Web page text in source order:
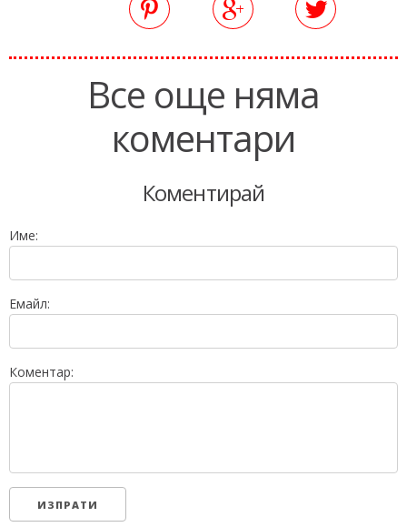
Все още няма
коментари
Коментирай
Име:
Емайл:
Коментар: